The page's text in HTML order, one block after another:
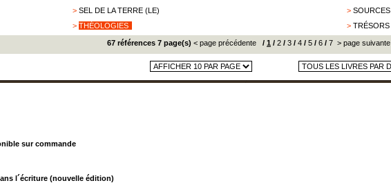
>SEL DE LA TERRE (LE) >
>THÉOLOGIES >
67 références 7 page(s) < page précédente / 1 / 2 / 3 / 4 / 5 / 6 / 7 > page suivante
sur commande
l´écriture (nouvelle édition)